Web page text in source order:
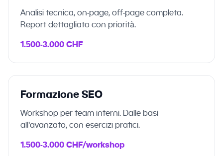
Analisi tecnica, on-page, off-page completa.
Report dettagliato con priorità.
1.500-3.000 CHF
Formazione SEO
Workshop per team interni. Dalle basi
all'avanzato, con esercizi pratici.
1.500-3.000 CHF/workshop